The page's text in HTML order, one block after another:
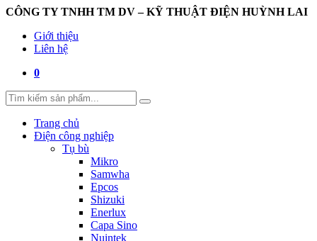
CÔNG TY TNHH TM DV – KỸ THUẬT ĐIỆN HUỲNH LAI
Giới thiệu
Liên hệ
0
Trang chủ
Điện công nghiệp
Tụ bù
Mikro
Samwha
Epcos
Shizuki
Enerlux
Capa Sino
Nuintek